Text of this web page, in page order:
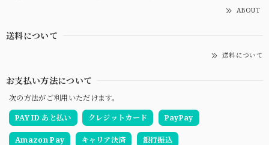
ABOUT
送料について
送料について
お支払い方法について
次の方法がご利用いただけます。
PAY ID あと払い
クレジットカード PayPay
Amazon Pay キャリア決済 銀行振込